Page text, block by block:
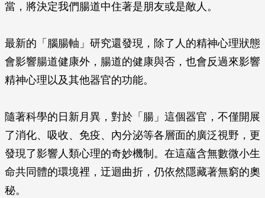
當，將決定我們腸道中住著是朋友或是敵人。
最新的「腦腸軸」研究還發現，除了人的精神心理狀態
會影響腸道健康外，腸道的健康與­否，也會反過來影響
精神心理以及其他器官的功能。
隨著科學的日新月異，對於「腸」這個器官，不僅開展
了消化、吸收、免疫、內分泌等各層面的廣泛視野，更
發現了影響人類心理的奇妙機制。在這蘊含無數微小生
命共同體的環境裡，迂迴曲折，仍依然隱藏著無窮的奧
秘。